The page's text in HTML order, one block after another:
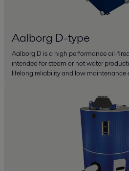
Aalborg D-type
Aalborg D is a high performance oil-
intended for steam or hot water
lifelong reliability and low maintenance